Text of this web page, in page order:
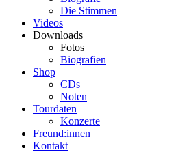
Die Stimmen
Videos
Downloads
Fotos
Biografien
Shop
CDs
Noten
Tourdaten
Konzerte
Freund:innen
Kontakt